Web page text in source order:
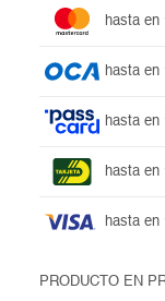
hasta en
hasta en
hasta en
hasta en
hasta en
PRODUCTO EN